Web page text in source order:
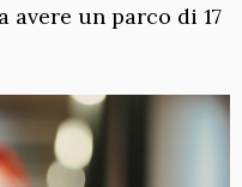
avere un parco di 17